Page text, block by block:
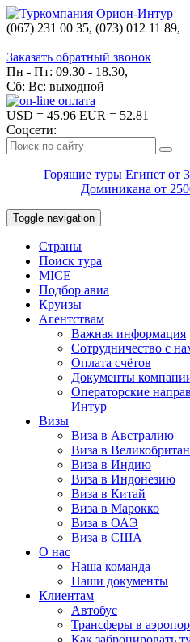
(067) 231 00 35, (073) 012 11 89,
Заказать обратный звонок
Пн - Пт: 09.30 - 18.30,
Сб: Вс: выходной
USD = 45.96 EUR = 52.81
Соцсети:
Горящие туры Египет от
Доминикана от
Toggle navigation
Страны
Поиск тура
MICE
Подбор авиа
Круизы
Агентствам
Важная информация
Сотрудничество с
Оплата счётов
Документы
Операторские
Интур
Визы
Виза в Австралию
Виза в
Виза в Индию
Виза в Индонезию
Виза в Китай
Виза в Марокко
Виза в ОАЭ
Виза в США
О нас
Наша команда
Наши документы
Клиентам
Автобус
Трансферы в
Как забронировать